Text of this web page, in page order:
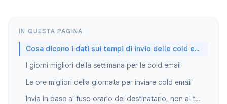
IN QUESTA PAGINA
Cosa dicono i dati sui tempi di invio delle cold email
I giorni migliori della settimana per le cold email
Le ore migliori della giornata per inviare cold email
Invia in base al fuso orario del destinatario, non al tuo